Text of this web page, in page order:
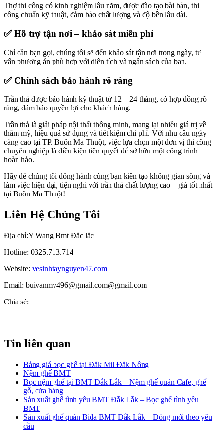
Thợthi công có kinh nghiệm lâu năm, được đào tạo bài bản, thi
công chuẩn kỹ thuật, đảm bảo chấtlượng và độ bền lâu dài.
✅Hỗ trợ tận nơi – khảo sát miễn phí
Chỉ cần bạn gọi, chúng tôi sẽ đến khảo sát tận nơi trong ngày, tư
vấn phương án phù hợp với diện tích và ngân sách của bạn.
✅ Chính sách bảo hành rõ ràng
Trần thả được bảo hành kỹ thuật từ 12 – 24 tháng, có hợp đồng rõ
ràng, đảm bảo quyền lợi cho khách hàng.
Trần thả là giải pháp nội thất thông minh, mang lại nhiều giá trị về
thẩm mỹ, hiệu quả sử dụng và tiết kiệm chi phí. Với nhu cầu ngày
càng cao tại TP. Buôn Ma Thuột, việc lựa chọn một đơn vị thi công
chuyên nghiệp là điều kiện tiên quyết để sởhữu một công trình
hoàn hảo.
Hãy để chúng tôi đồng hành cùng bạn kiến tạo không gian sống và
làm việc hiện đại, tiện nghi với trần thả chất lượng cao – giá tốt nhất
tại Buôn Ma Thuột!
Liên Hệ Chúng Tôi
Địa chỉ:Y Wang Bmt Đắc lắc
Hotline: 0325.713.714
Website: vesinhtaynguyen47.com
Email: buivanmy496@gmail.com@gmail.com
Chia sẻ:
Tin liên quan
Bảng giá bọc ghế tại Đắk Mil Đắk Nông
Nệm ghế BMT
Bọc nệm ghế tại BMT Đắk Lắk – Nệm ghế quán Cafe, ghế
gỗ, cửa hàng
Sản xuất ghế tình yêu BMT Đắk Lắk – Bọc ghế tình yêu
BMT
Sản xuất ghế quán Bida BMT Đắk Lắk – Đóng mới theo yêu
cầu